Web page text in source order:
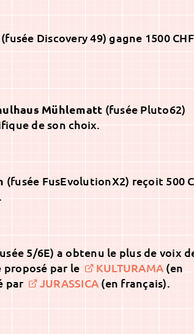
(fusée Discovery 49) gagne 1500
Mühlematt (fusée Pluto62)
de son choix.
(fusée FusEvolutionX2) reçoit 500
5/6E) a obtenu le plus de voix
par le
KULTURAMA (en
par
JURASSICA (en français).